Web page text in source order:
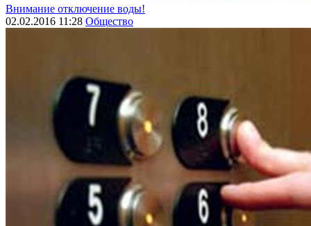
Внимание отключение воды!
02.02.2016 11:28 Общество